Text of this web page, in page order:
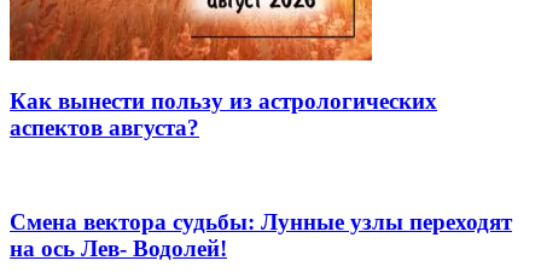
Как вынести пользу из астрологических
аспектов августа?
Смена вектора судьбы: Лунные узлы переходят
на ось Лев- Водолей!